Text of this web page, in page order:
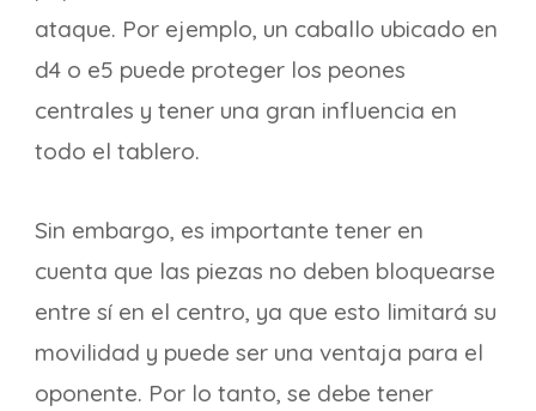
ataque. Por ejemplo, un caballo ubicado en
d4 o e5 puede proteger los peones
centrales y tener una gran influencia en
todo el tablero.
Sin embargo, es importante tener en
cuenta que las piezas no deben bloquearse
entre sí en el centro, ya que esto limitará su
movilidad y puede ser una ventaja para el
oponente. Por lo tanto, se debe tener